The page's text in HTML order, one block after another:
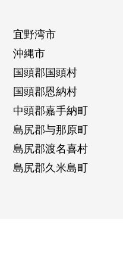
宜野湾市
沖縄市
国頭郡国頭村
国頭郡恩納村
中頭郡嘉手納町
島尻郡与那原町
島尻郡渡名喜村
島尻郡久米島町